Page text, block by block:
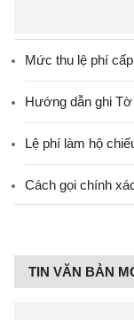
Mức thu lệ phí
Hướng dẫn ghi
Lệ phí làm hộ
Cách gọi chính
TIN VĂN BẢN